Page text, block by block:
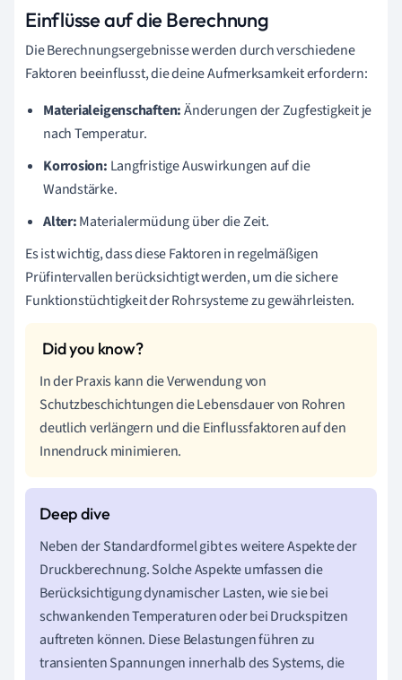
Einflüsse auf die Berechnung
Die Berechnungsergebnisse werden durch verschiedene
Faktoren beeinflusst, die deine Aufmerksamkeit erfordern:
Materialeigenschaften:Änderungen der Zugfestigkeit je
nach Temperatur.
Korrosion: Langfristige Auswirkungen auf die
Wandstärke.
Alter:Materialermüdung über die Zeit.
Es ist wichtig, dass diese Faktoren in regelmäßigen
Prüfintervallen berücksichtigt werden, um die sichere
Funktionstüchtigkeit der Rohrsysteme zu gewährleisten.
In der Praxis kann die Verwendung von
Schutzbeschichtungen die Lebensdauer von Rohren
deutlich verlängern und die Einflussfaktoren auf den
Innendruck minimieren.
Neben der Standardformel gibt es weitere Aspekte der
Druckberechnung. Solche Aspekte umfassen die
Berücksichtigung dynamischer Lasten, wie sie bei
schwankenden Temperaturen oder bei Druckspitzen
auftreten können. Diese Belastungen führen zu
transienten Spannungen innerhalb des Systems, die